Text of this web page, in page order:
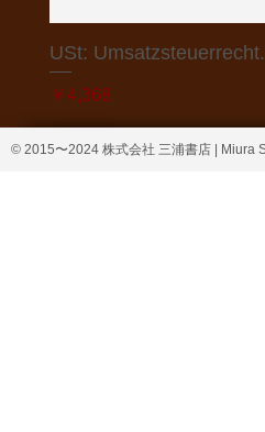
USt:
価格
￥4,368
© 2015〜2024 株式会社 三浦書店 | Miura